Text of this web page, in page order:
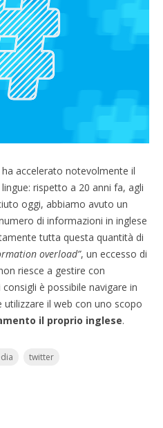
accelerato notevolmente il
rispetto a 20 anni fa, agli
oggi, abbiamo avuto un
di informazioni in inglese
tutta questa quantità di
overload”, un eccesso di
riesce a gestire con
è possibile navigare in
il web con uno scopo
il proprio inglese.
twitter